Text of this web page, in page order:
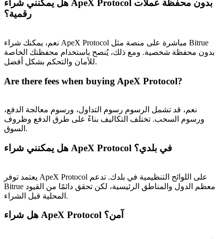
هل يمكنني شراء ApeX Protocol بدون محفظة عملات
رقمية؟
نعم، يمكنك شراء ApeX Protocol مباشرة على منصة مثل Bitrue
بدون محفظة شخصية. ومع ذلك، يُنصح باستخدام محفظتك الخاصة
للأمان والتحكم بشكل أفضل.
Are there fees when buying ApeX Protocol?
نعم، قد تشمل الرسوم رسوم التداول، ورسوم معالجة الدفع،
ورسوم السحب. تختلف التكاليف بناءً على طرق الدفع وظروف
السوق.
هل يمكنني شراء ApeX Protocol في بلدي؟
يعتمد توفر ApeX Protocol على اللوائح التنظيمية في بلدك. تدعم
Bitrue معظم الدول والمناطق الرئيسية، لكن تحقق دائمًا من القيود
المحلية قبل الشراء.
هل شراء ApeX Protocol آمن؟